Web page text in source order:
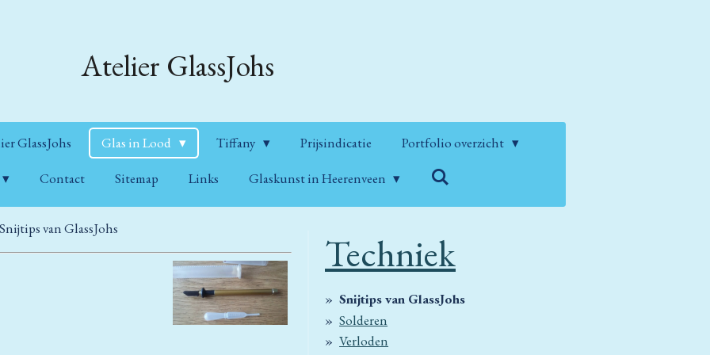
Atelier GlassJohs
GlassJohs Glas in Lood Tiffany Prijsindicatie Portfolio overzicht
Contact Sitemap Links Glaskunst in Heerenveen
Snijtips van GlassJohs
Techniek
Snijtips van GlassJohs
Solderen
Verloden